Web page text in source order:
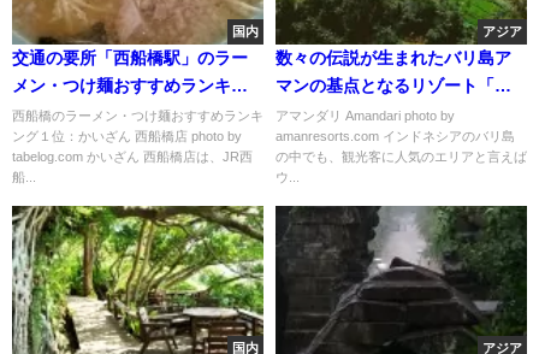
国内
交通の要所「西船橋駅」のラー
メン・つけ麺おすすめランキン
グ
西船橋のラーメン・つけ麺おすすめランキ
ング１位：かいざん 西船橋店 photo by
tabelog.com かいざん 西船橋店は、JR西
船...
アジア
数々の伝説が生まれたバリ島ア
マンの基点となるリゾート「ア
マンダリ」
アマンダリ Amandari photo by
amanresorts.com インドネシアのバリ島
の中でも、観光客に人気のエリアと言えば
ウ...
国内 アジア